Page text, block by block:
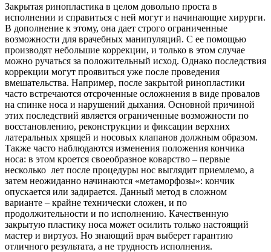
Закрытая ринопластика в целом довольно проста в
исполнении и справиться с ней могут и начинающие хирурги.
В дополнение к этому, она дает строго ограниченные
возможности для врачебных манипуляций. С ее помощью
производят небольшие коррекции, и только в этом случае
можно ручаться за положительный исход. Однако последствия
коррекции могут проявиться уже после проведения
вмешательства. Например, после закрытой ринопластики
часто встречаются отсроченные осложнения в виде провалов
на спинке носа и нарушений дыхания. Основной причиной
этих последствий является ограниченные возможности по
восстановлению, реконструкции и фиксации верхних
латеральных хрящей и носовых клапанов должным образом.
Также часто наблюдаются изменения положения кончика
носа: в этом кроется своеобразное коварство – первые
несколько лет после процедуры нос выглядит приемлемо, а
затем неожиданно начинаются «метаморфозы»: кончик
опускается или задирается. Данный метод в сложном
варианте – крайне технически сложен, и по
продолжительности и по исполнению. Качественную
закрытую пластику носа может осилить только настоящий
мастер и виртуоз. Но знающий врач выберет гарантию
отличного результата, а не трудность исполнения.